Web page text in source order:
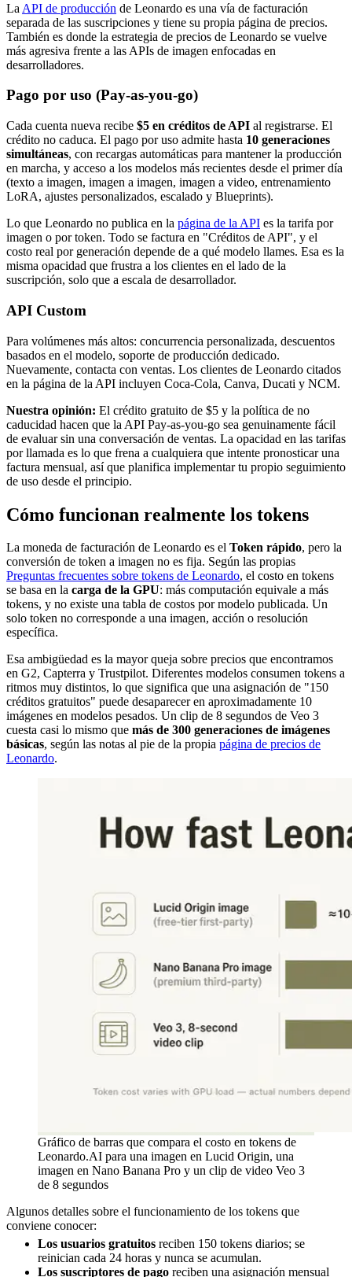
La API de producción de Leonardo es una vía de facturación
separada de las suscripciones y tiene su propia página de precios.
También es donde la estrategia de precios de Leonardo se vuelve
más agresiva frente a las APIs de imagen enfocadas en
desarrolladores.
Pago por uso (Pay-as-you-go)
Cada cuenta nueva recibe $5 en créditos de API al registrarse. El
crédito no caduca. El pago por uso admite hasta 10 generaciones
simultáneas, con recargas automáticas para mantener la producción
en marcha, y acceso a los modelos más recientes desde el primer día
(texto a imagen, imagen a imagen, imagen a video, entrenamiento
LoRA, ajustes personalizados, escalado y Blueprints).
Lo que Leonardo no publica en la página de la API es la tarifa por
imagen o por token. Todo se factura en "Créditos de API", y el
costo real por generación depende de a qué modelo llames. Esa es la
misma opacidad que frustra a los clientes en el lado de la
suscripción, solo que a escala de desarrollador.
API Custom
Para volúmenes más altos: concurrencia personalizada, descuentos
basados en el modelo, soporte de producción dedicado.
Nuevamente, contacta con ventas. Los clientes de Leonardo citados
en la página de la API incluyen Coca-Cola, Canva, Ducati y NCM.
Nuestra opinión: El crédito gratuito de $5 y la política de no
caducidad hacen que la API Pay-as-you-go sea genuinamente fácil
de evaluar sin una conversación de ventas. La opacidad en las tarifas
por llamada es lo que frena a cualquiera que intente pronosticar una
factura mensual, así que planifica implementar tu propio seguimiento
de uso desde el principio.
Cómo funcionan realmente los tokens
La moneda de facturación de Leonardo es el Token rápido, pero la
conversión de token a imagen no es fija. Según las propias
Preguntas frecuentes sobre tokens de Leonardo, el costo en tokens
se basa en la carga de la GPU: más computación equivale a más
tokens, y no existe una tabla de costos por modelo publicada. Un
solo token no corresponde a una imagen, acción o resolución
específica.
Esa ambigüedad es la mayor queja sobre precios que encontramos
en G2, Capterra y Trustpilot. Diferentes modelos consumen tokens a
ritmos muy distintos, lo que significa que una asignación de "150
créditos gratuitos" puede desaparecer en aproximadamente 10
imágenes en modelos pesados. Un clip de 8 segundos de Veo 3
cuesta casi lo mismo que más de 300 generaciones de imágenes
básicas, según las notas al pie de la propia página de precios de
Leonardo.
Gráfico de barras que compara el costo en tokens de
Leonardo.AI para una imagen en Lucid Origin, una
imagen en Nano Banana Pro y un clip de video Veo 3
de 8 segundos
Algunos detalles sobre el funcionamiento de los tokens que
conviene conocer:
Los usuarios gratuitos reciben 150 tokens diarios; se
reinician cada 24 horas y nunca se acumulan.
Los suscriptores de pago reciben una asignación mensual